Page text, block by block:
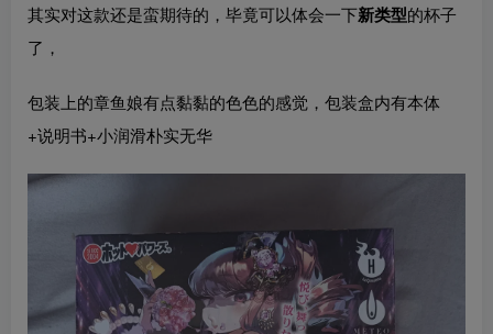
其实对这款还是蛮期待的，毕竟可以体会一下新类型的杯子
了，
包装上的章鱼娘有点黏黏的色色的感觉，包装盒内有本体
+说明书+小润滑朴实无华